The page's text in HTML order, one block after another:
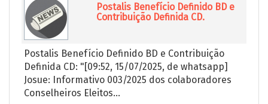
Postalis Benefício Definido BD e
Contribuição Definida CD.
Postalis Benefício Definido BD e Contribuição
Definida CD: "[09:52, 15/07/2025, de whatsapp]
Josue: Informativo 003/2025 dos colaboradores
Conselheiros Eleitos...